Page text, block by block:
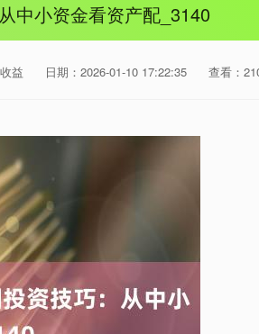
中小资金看资产配_3140
益 日期：2026-01-10 17:22:35 查看：